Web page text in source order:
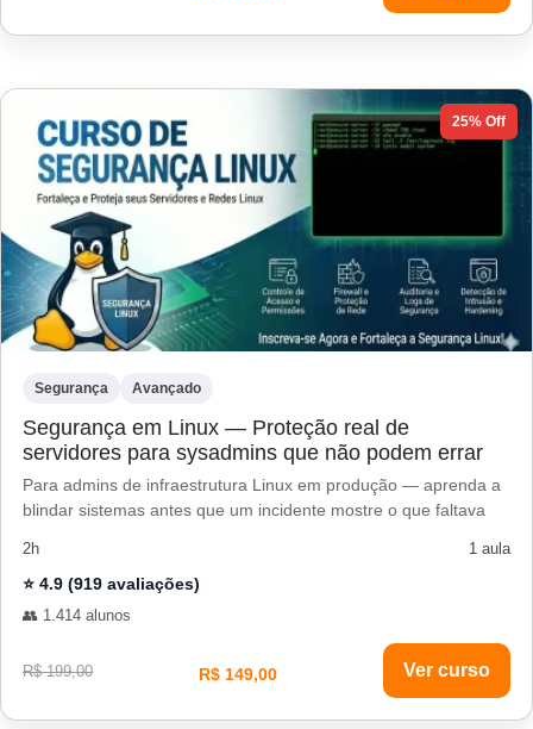
25% Off
Segurança Avançado
Segurança em Linux — Proteção real de
servidores para sysadmins que não podem errar
Para admins de infraestrutura Linux em produção — aprenda a
blindar sistemas antes que um incidente mostre o que faltava
2h 1 aula
⭐ 4.9 (919 avaliações)
👥 1.414 alunos
R$ 199,00 R$ 149,00 Ver curso